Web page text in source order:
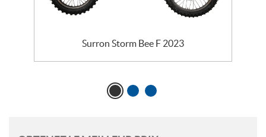
Surron Storm Bee F 2023